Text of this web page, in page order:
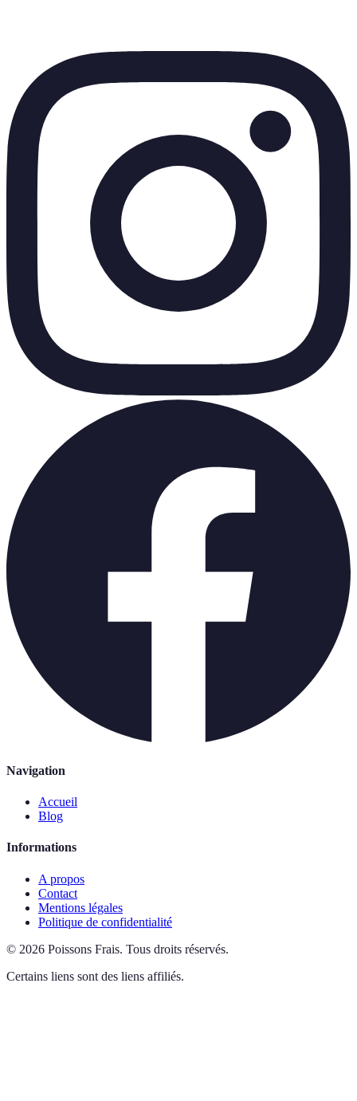
Navigation
Accueil
Blog
Informations
A propos
Contact
Mentions légales
Politique de confidentialité
© 2026 Poissons Frais. Tous droits réservés.
Certains liens sont des liens affiliés.